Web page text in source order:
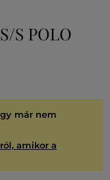
S POLO
már nem
amikor a